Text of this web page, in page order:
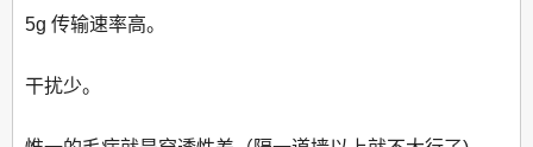
5g 传输速率高。
干扰少。